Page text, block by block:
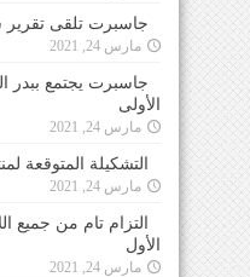
جاسبرت تلقى
مارس 24, 2021
جاسبرت يجتمع ببدر
الأولى
مارس 24, 2021
التشكيلة المتوقعة
مارس 24, 2021
التزام تام من جميع
الأول
مارس 24, 2021